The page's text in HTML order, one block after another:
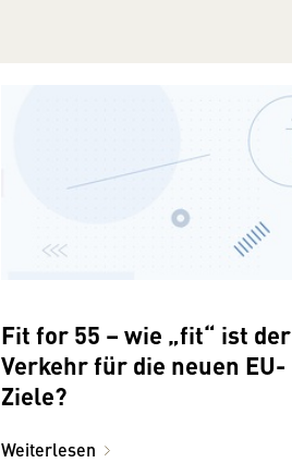
Fit for 55 – wie „fit“ ist der
Verkehr für die neuen EU-
Ziele?
Weiterlesen